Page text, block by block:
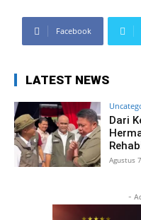
Facebook
LATEST NEWS
Dari
Agustus
-